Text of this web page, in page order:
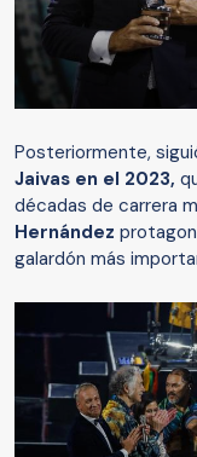
Posteriormente,
Jaivas en el 2023,
décadas de carrera
Hernández
galardón más